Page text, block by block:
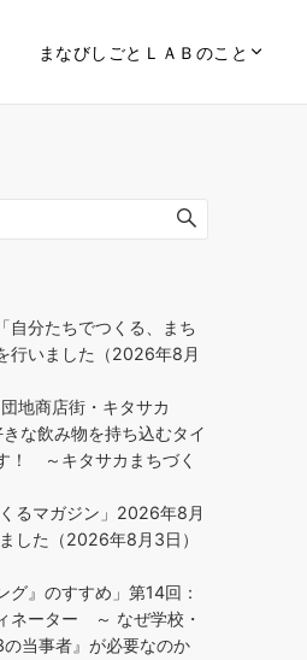
まなびしごとＬＡＢのこと
自分たちでつくる、まち
行いました（2026年8月
地商店街・キタサカ
な飲み物を持ち込むタイ
！ ～キタサカまちづく
るマガジン」2026年8月
した（2026年8月3日）
』のすすめ」第14回：
ネーター ～ なぜ学校・
当事者』が必要なのか